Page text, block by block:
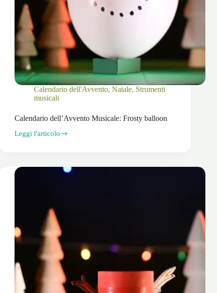
Calendario dell'Avvento, Natale, Strumenti
musicali
Calendario dell’Avvento Musicale: Frosty balloon
Leggi l'articolo
Calendario
balloon